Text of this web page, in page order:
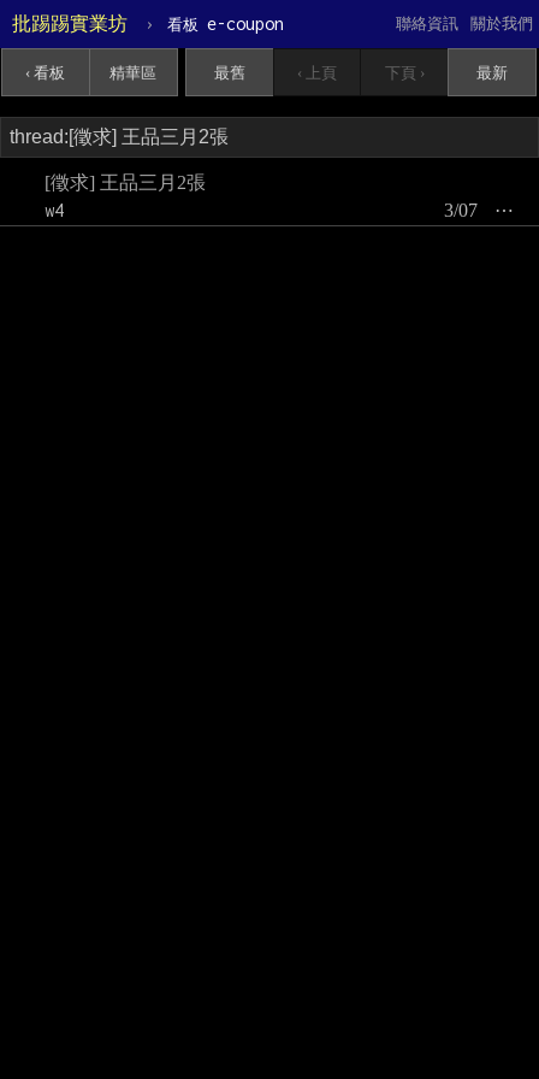
批踢踢實業坊 › 看板 e-coupon 關於我們
聯絡資訊
‹ 看板 精華區 最舊 ‹ 上頁 下頁 › 最新
[徵求] 王品三月2張
w4
⋯
3/07